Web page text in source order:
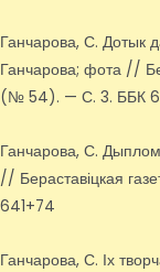
Ганчарова, С. Дотык
Ганчарова; фота //
(№ 54). — С. 3. ББК
Ганчарова, С.
// Бераставіцкая
641+74
Ганчарова, С. Іх